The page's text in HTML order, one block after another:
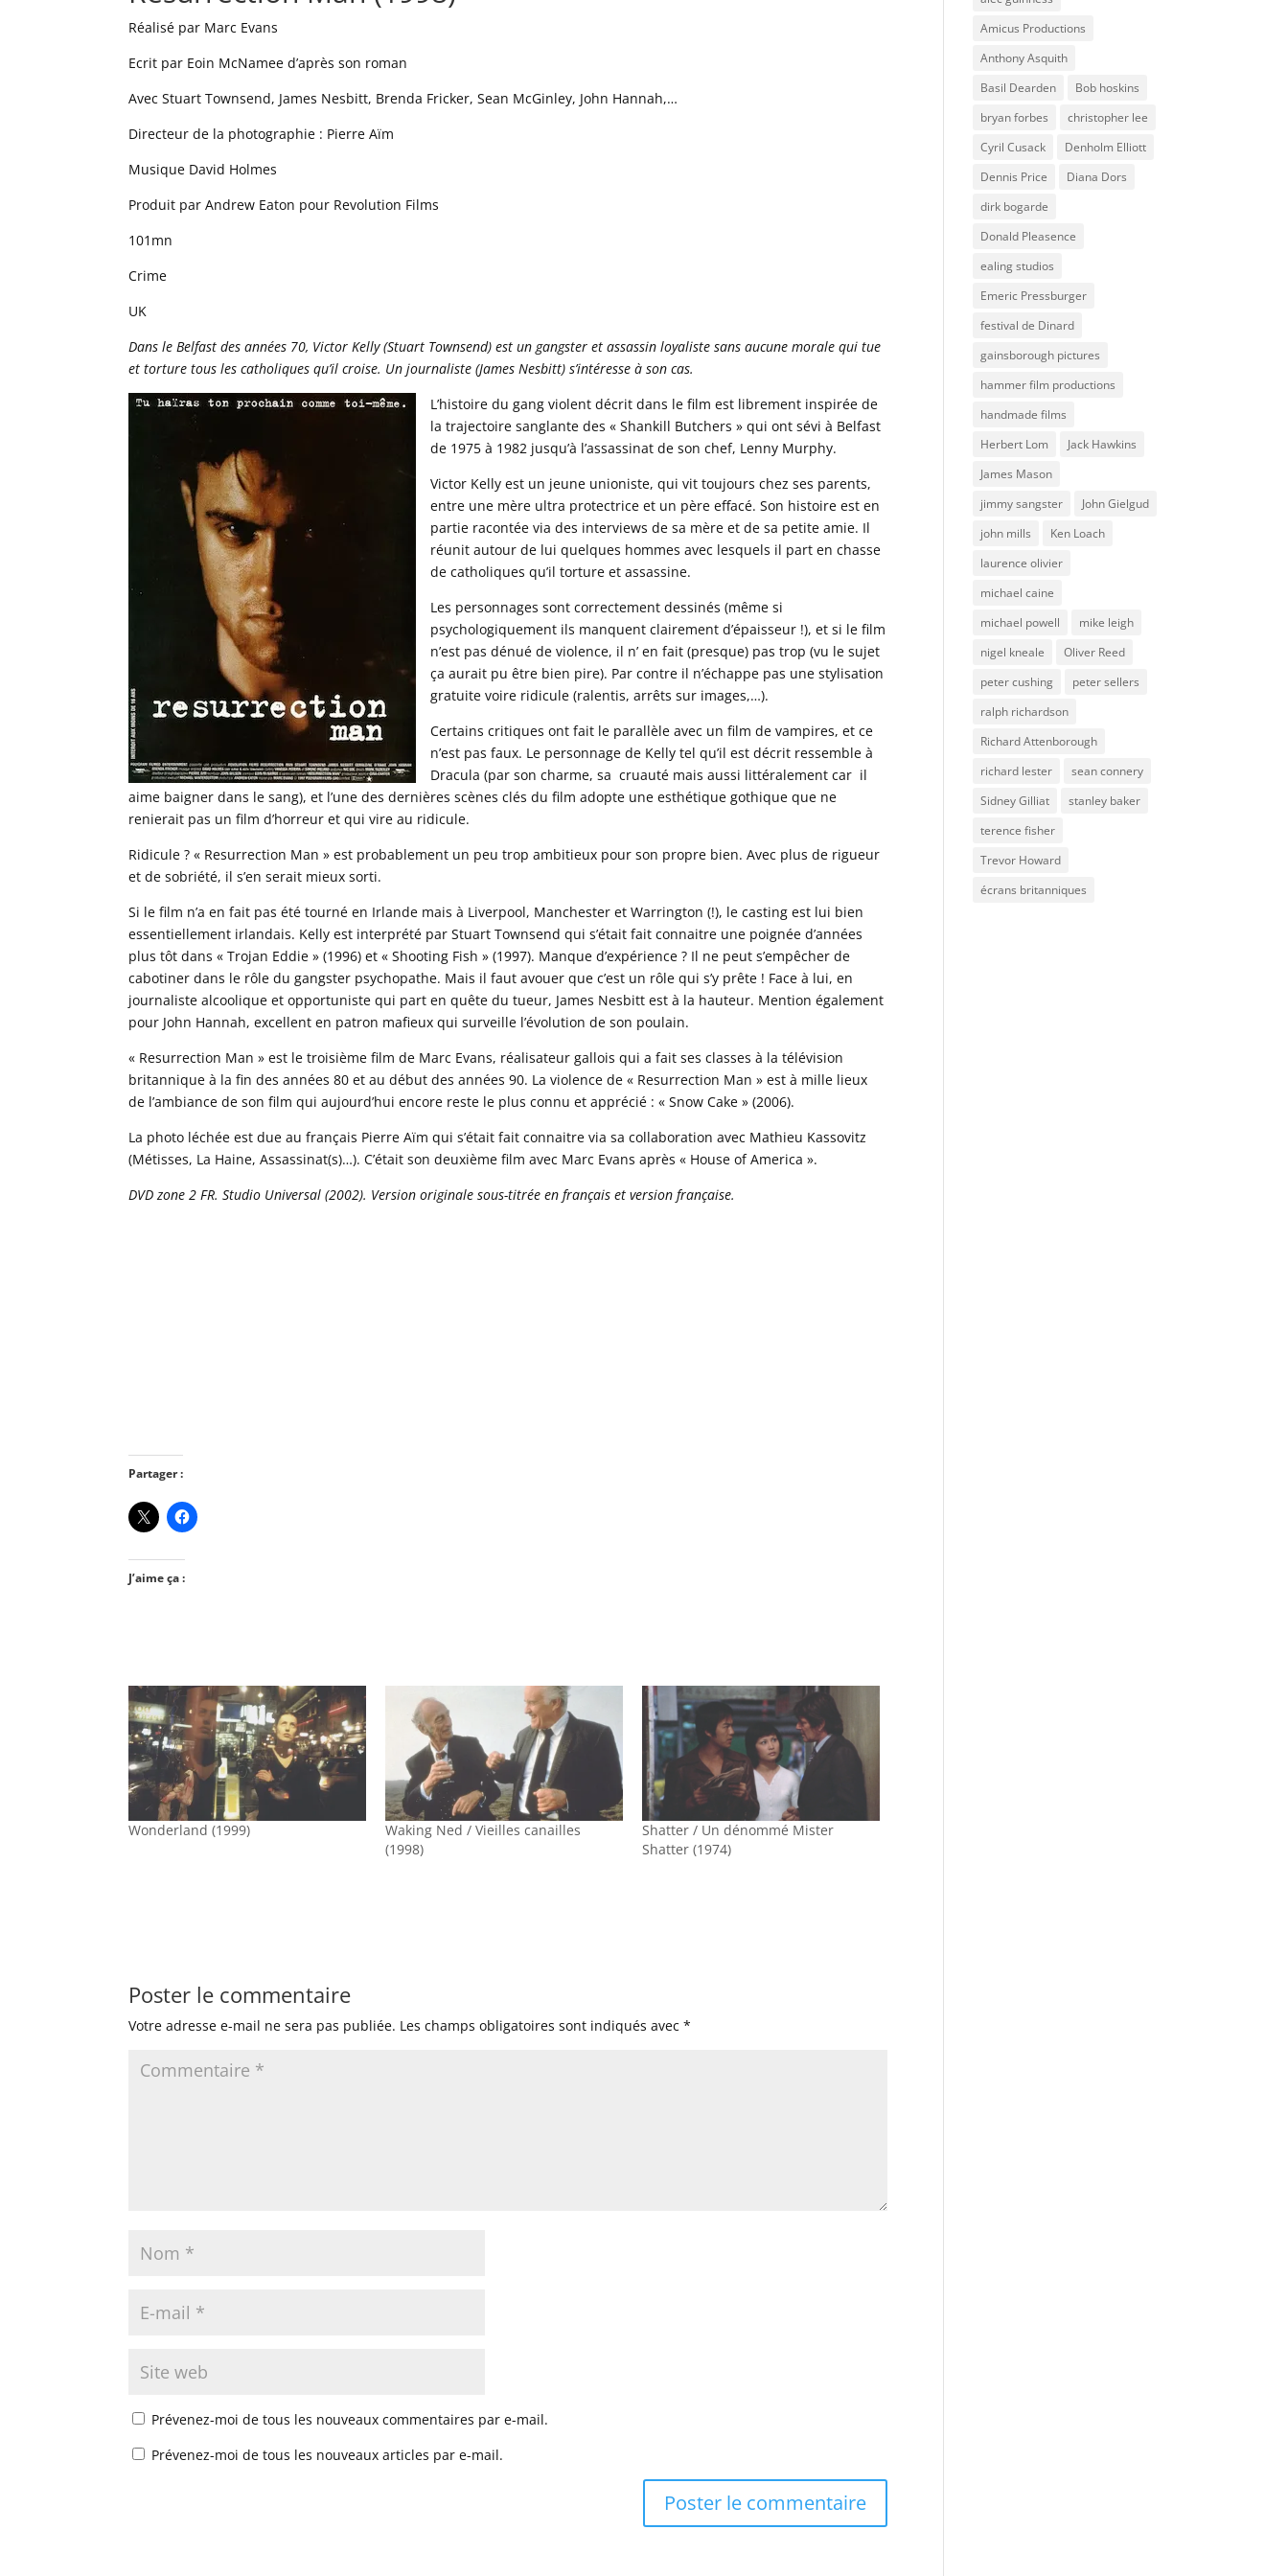
Réalisé par Marc Evans
Ecrit par Eoin McNamee d’après son roman
Avec Stuart Townsend, James Nesbitt, Brenda Fricker, Sean McGinley, John Hannah,…
Directeur de la photographie : Pierre Aïm
Musique David Holmes
Produit par Andrew Eaton pour Revolution Films
101mn
Crime
UK
Dans le Belfast des années 70, Victor Kelly (Stuart Townsend) est un gangster et assassin loyaliste sans aucune morale qui tue
et torture tous les catholiques qu’il croise. Un journaliste (James Nesbitt) s’intéresse à son cas.
L’histoire du gang violent décrit dans le film est librement inspirée de
la trajectoire sanglante des « Shankill Butchers » qui ont sévi à Belfast
de 1975 à 1982 jusqu’à l’assassinat de son chef, Lenny Murphy.
Victor Kelly est un jeune unioniste, qui vit toujours chez ses parents,
entre une mère ultra protectrice et un père effacé. Son histoire est en
partie racontée via des interviews de sa mère et de sa petite amie. Il
réunit autour de lui quelques hommes avec lesquels il part en chasse
de catholiques qu’il torture et assassine.
Les personnages sont correctement dessinés (même si
psychologiquement ils manquent clairement d’épaisseur !), et si le film
n’est pas dénué de violence, il n’ en fait (presque) pas trop (vu le sujet
ça aurait pu être bien pire). Par contre il n’échappe pas une stylisation
gratuite voire ridicule (ralentis, arrêts sur images,…).
Certains critiques ont fait le parallèle avec un film de vampires, et ce
n’est pas faux. Le personnage de Kelly tel qu’il est décrit ressemble à
Dracula (par son charme, sa cruauté mais aussi littéralement car il
aime baigner dans le sang), et l’une des dernières scènes clés du film adopte une esthétique gothique que ne
renierait pas un film d’horreur et qui vire au ridicule.
Ridicule ? « Resurrection Man » est probablement un peu trop ambitieux pour son propre bien. Avec plus de rigueur
et de sobriété, il s’en serait mieux sorti.
Si le film n’a en fait pas été tourné en Irlande mais à Liverpool, Manchester et Warrington (!), le casting est lui bien
essentiellement irlandais. Kelly est interprété par Stuart Townsend qui s’était fait connaitre une poignée d’années
plus tôt dans « Trojan Eddie » (1996) et « Shooting Fish » (1997). Manque d’expérience ? Il ne peut s’empêcher de
cabotiner dans le rôle du gangster psychopathe. Mais il faut avouer que c’est un rôle qui s’y prête ! Face à lui, en
journaliste alcoolique et opportuniste qui part en quête du tueur, James Nesbitt est à la hauteur. Mention également
pour John Hannah, excellent en patron mafieux qui surveille l’évolution de son poulain.
« Resurrection Man » est le troisième film de Marc Evans, réalisateur gallois qui a fait ses classes à la télévision
britannique à la fin des années 80 et au début des années 90. La violence de « Resurrection Man » est à mille lieux
de l’ambiance de son film qui aujourd’hui encore reste le plus connu et apprécié : « Snow Cake » (2006).
La photo léchée est due au français Pierre Aïm qui s’était fait connaitre via sa collaboration avec Mathieu Kassovitz
(Métisses, La Haine, Assassinat(s)…). C’était son deuxième film avec Marc Evans après « House of America ».
DVD zone 2 FR. Studio Universal (2002). Version originale sous-titrée en français et version française.
Partager :
J’aime ça :
Wonderland (1999)
Waking Ned / Vieilles canailles
(1998)
Shatter / Un dénommé Mister
Shatter (1974)
Poster le commentaire
Votre adresse e-mail ne sera pas publiée. Les champs obligatoires sont indiqués avec*
Prévenez-moi de tous les nouveaux commentaires par e-mail.
Prévenez-moi de tous les nouveaux articles par e-mail.
Amicus Productions
Anthony Asquith
Basil Dearden
Bob hoskins
bryan forbes
christopher lee
Cyril Cusack
Denholm Elliott
Dennis Price
Diana Dors
dirk bogarde
Donald Pleasence
ealing studios
Emeric Pressburger
festival de Dinard
gainsborough pictures
hammer film productions
handmade films
Herbert Lom
Jack Hawkins
James Mason
jimmy sangster
John Gielgud
john mills
Ken Loach
laurence olivier
michael caine
michael powell
mike leigh
nigel kneale
Oliver Reed
peter cushing
peter sellers
ralph richardson
Richard Attenborough
richard lester
sean connery
Sidney Gilliat
stanley baker
terence fisher
Trevor Howard
écrans britanniques